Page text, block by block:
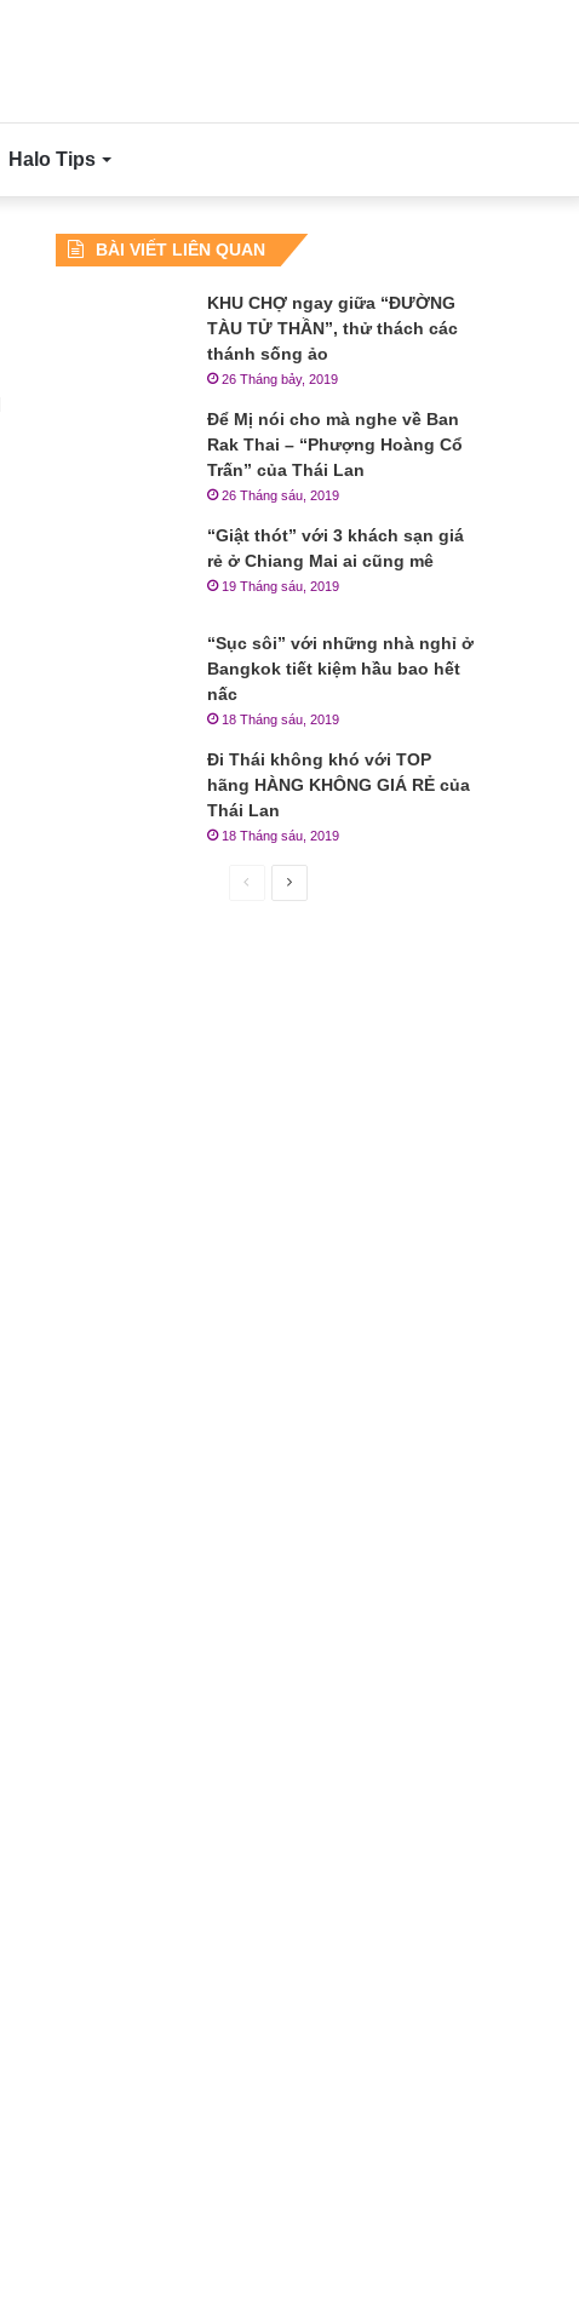
Halo Tips
BÀI VIẾT LIÊN QUAN
KHU CHỢ ngay giữa “ĐƯỜNG
TÀU TỬ THẦN”, thử thách các
thánh sống ảo
26 Tháng bảy, 2019
Để Mị nói cho mà nghe về Ban
Rak Thai – “Phượng Hoàng Cổ
Trấn” của Thái Lan
26 Tháng sáu, 2019
“Giật thót” với 3 khách sạn giá
rẻ ở Chiang Mai ai cũng mê
19 Tháng sáu, 2019
“Sục sôi” với những nhà nghỉ ở
Bangkok tiết kiệm hầu bao hết
nấc
18 Tháng sáu, 2019
Đi Thái không khó với TOP
hãng HÀNG KHÔNG GIÁ RẺ của
Thái Lan
18 Tháng sáu, 2019
Trang